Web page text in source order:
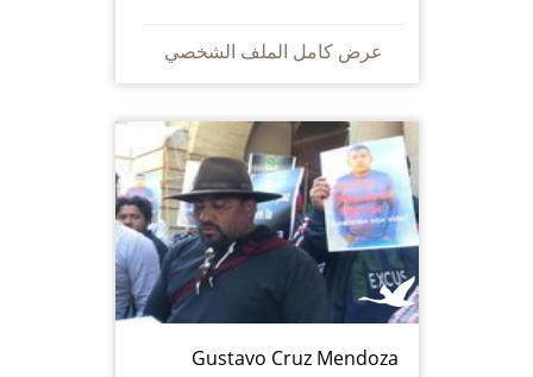
عرض كامل الملف الشخصي
Gustavo Cruz Mendoza